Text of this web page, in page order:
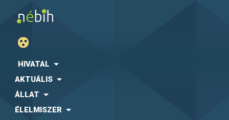
HIVATAL
AKTUÁLIS
ÁLLAT
ÉLELMISZER